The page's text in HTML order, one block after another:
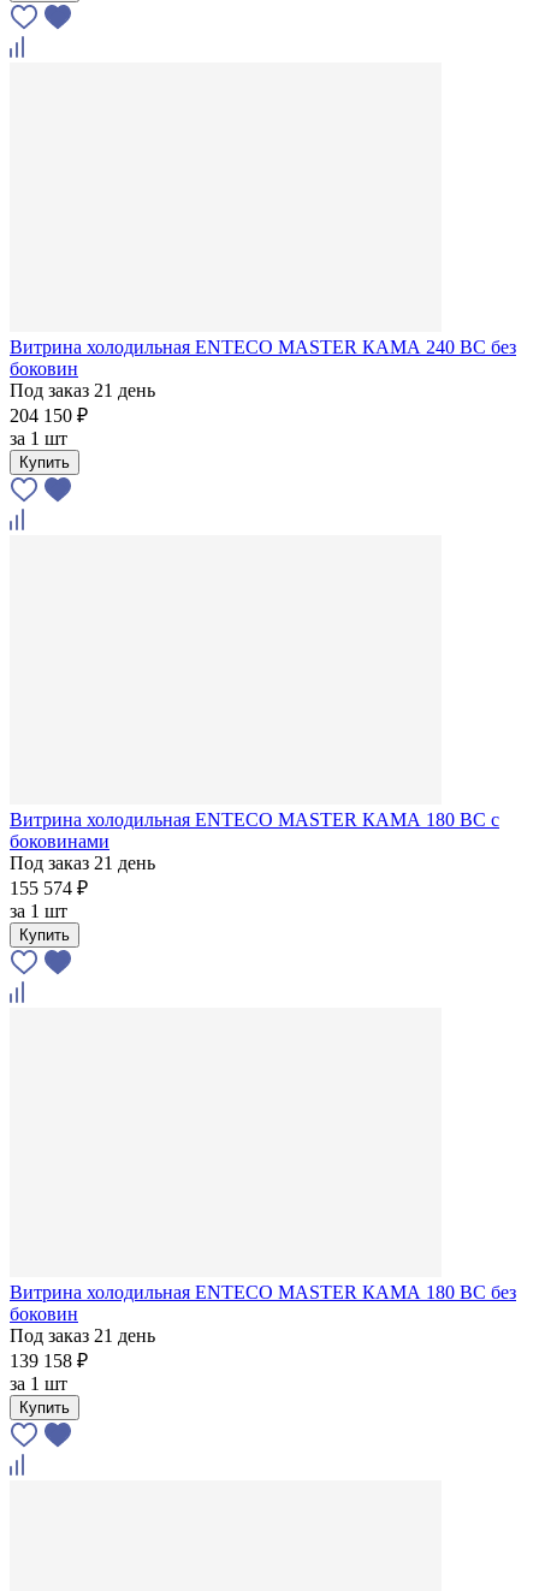
Витрина холодильная ENTECO MASTER КАМА 240 BC без
боковин
Под заказ 21 день
204 150 ₽
за 1 шт
Купить
Витрина холодильная ENTECO MASTER КАМА 180 BC с
боковинами
Под заказ 21 день
155 574 ₽
за 1 шт
Купить
Витрина холодильная ENTECO MASTER КАМА 180 BC без
боковин
Под заказ 21 день
139 158 ₽
за 1 шт
Купить